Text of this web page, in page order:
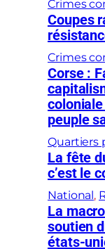
Crimes
Coupes
Crimes
Corse :
peuple
Quartiers
La fête
c’est le
National ,
La
soutien
états-